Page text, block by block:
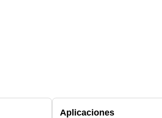
Aplicaciones